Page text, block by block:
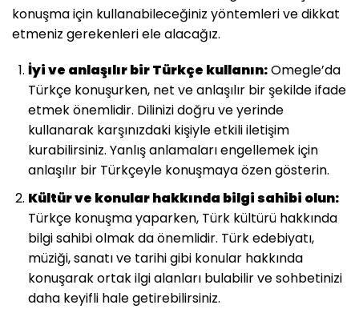
konuşma için kullanabileceğiniz yöntemleri ve dikkat
etmeniz gerekenleri ele alacağız.
İyi ve anlaşılır bir Türkçe kullanın:Omegle’da
Türkçe konuşurken, net ve anlaşılır bir şekilde ifade
etmek önemlidir. Dilinizi doğru ve yerinde
kullanarak karşınızdaki kişiyle etkili iletişim
kurabilirsiniz. Yanlış anlamaları engellemek için
anlaşılır bir Türkçeyle konuşmaya özen gösterin.
Kültür ve konular hakkında bilgi sahibi olun:
Türkçe konuşma yaparken, Türk kültürü hakkında
bilgi sahibi olmak da önemlidir. Türk edebiyatı,
müziği, sanatı ve tarihi gibi konular hakkında
konuşarak ortak ilgi alanları bulabilir ve sohbetinizi
daha keyifli hale getirebilirsiniz.